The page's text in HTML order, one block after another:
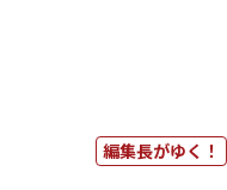
編集長がゆく！